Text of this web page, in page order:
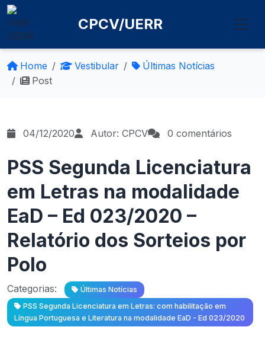
CPCV/UERR
Home Vestibular
Últimas Notícias
Post
04/12/2020 Autor: CPCV 0 comentários
PSS Segunda Licenciatura
em Letras na modalidade
EaD – Ed 023/2020 –
Relatório dos Sorteios por
Polo
Categorias:
Últimas Notícias
PSS Segunda Licenciatura em Letras: com habilitação em
Língua Portuguesa e Literatura na modalidade EaD - Ed 023/2020